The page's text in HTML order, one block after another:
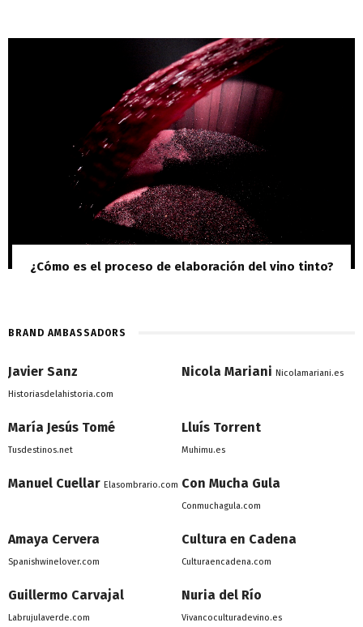
¿Cómo es el proceso de elaboración del vino tinto?
BRAND AMBASSADORS
Javier Sanz
Historiasdelahistoria.com
Nicola Mariani Nicolamariani.es
María Jesús Tomé
Tusdestinos.net
Lluís Torrent
Muhimu.es
Manuel Cuellar Elasombrario.com Con Mucha Gula
Conmuchagula.com
Amaya Cervera
Spanishwinelover.com
Cultura en Cadena
Culturaencadena.com
Guillermo Carvajal
Labrujulaverde.com
Nuria del Río
Vivancoculturadevino.es